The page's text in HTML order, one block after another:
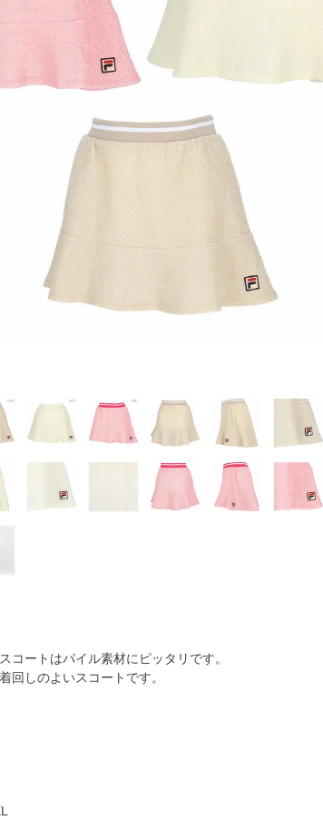
コートはパイル素材にピッタリです。
回しのよいスコートです。